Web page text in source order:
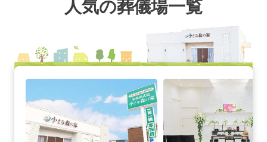
人気の葬儀場一覧
柏花野井の詳細へ